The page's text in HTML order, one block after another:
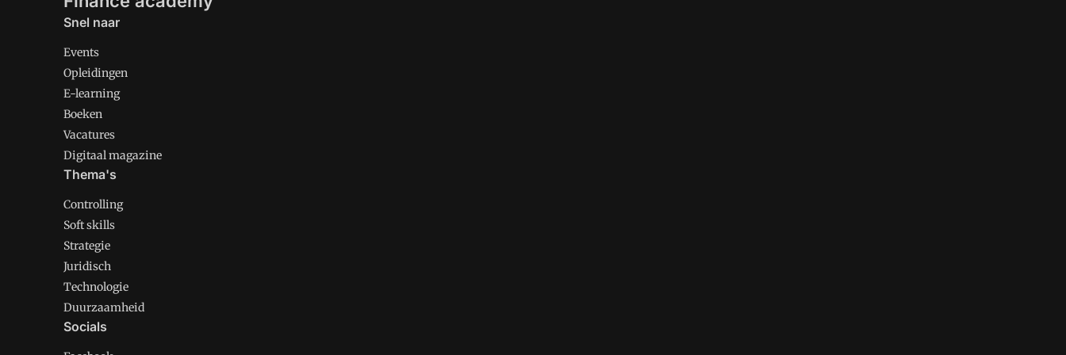
Snel naar
Events
Opleidingen
E-learning
Boeken
Vacatures
Digitaal magazine
Thema's
Controlling
Soft skills
Strategie
Juridisch
Technologie
Duurzaamheid
Socials